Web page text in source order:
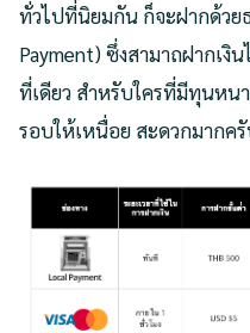
ทั่วไปที่นิยมกัน ก็จะฝากด้วย
Payment) ซึ่งสามาถฝากเงิ
ที่เดียว สำหรับใครที่มีทุนหน
รอบให้เหนื่อย สะดวกมากค